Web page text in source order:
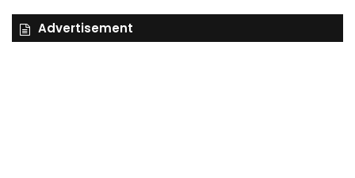
Advertisement